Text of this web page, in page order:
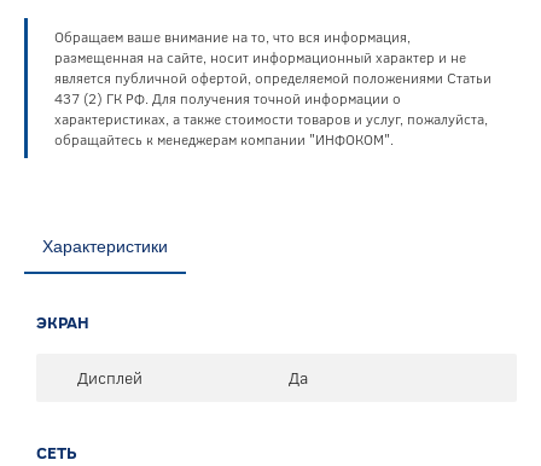
Обращаем ваше внимание на то, что вся информация,
размещенная на сайте, носит информационный характер и не
является публичной офертой, определяемой положениями Статьи
437 (2) ГК РФ. Для получения точной информации о
характеристиках, а также стоимости товаров и услуг, пожалуйста,
обращайтесь к менеджерам компании "ИНФОКОМ".
Характеристики
ЭКРАН
Дисплей Да
СЕТЬ